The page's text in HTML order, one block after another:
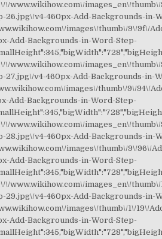
\/www.wikihow.com\/images_en\/
26.jpg\/v4-460px-Add-Backgrounds-in-
images\/thumb\/9\/9f\/
Add-Backgrounds-in-Word-Step-
\/www.wikihow.com\/images_en\/
27.jpg\/v4-460px-Add-Backgrounds-in-
images\/thumb\/9\/94\/
Add-Backgrounds-in-Word-Step-
\/www.wikihow.com\/images_en\/
28.jpg\/v4-460px-Add-Backgrounds-in-
images\/thumb\/9\/96\/
Add-Backgrounds-in-Word-Step-
\/www.wikihow.com\/images_en\/thumb\/
29.jpg\/v4-460px-Add-Backgrounds-in-
images\/thumb\/1\/19\/
Add-Backgrounds-in-Word-Step-